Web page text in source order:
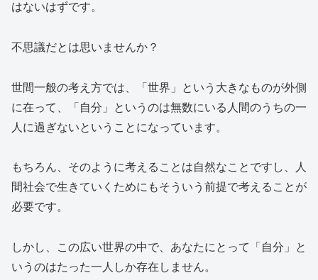
はないはずです。
不思議だとは思いませんか？
世間一般の考え方では、「世界」という大きなものが外側
に在って、「自分」というのは無数にいる人間のうちの一
人に過ぎないということになっています。
もちろん、そのように考えることは自然なことですし、人
間社会で生きていくためにもそういう前提で考えることが
必要です。
しかし、この広い世界の中で、あなたにとって「自分」と
いうのはたった一人しか存在しません。